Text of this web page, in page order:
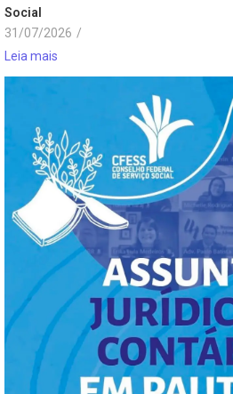
Social
31/07/2026 /
Leia mais